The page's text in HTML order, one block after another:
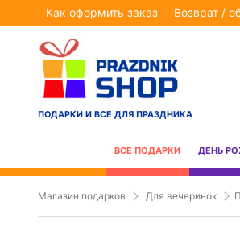
Как оформить заказ Возврат /
ПОДАРКИ И ВСЕ ДЛЯ ПРАЗДНИКА
ВСЕ ПОДАРКИ ДЕНЬ
Магазин подарков Для вечеринок